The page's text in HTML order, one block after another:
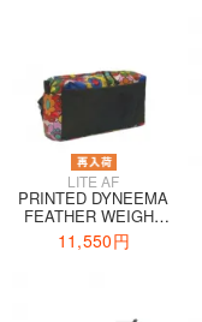
LITE AF
PRINTED DYNEEMA
FEATHER WEIGHT
FANNY PACK
11,550円